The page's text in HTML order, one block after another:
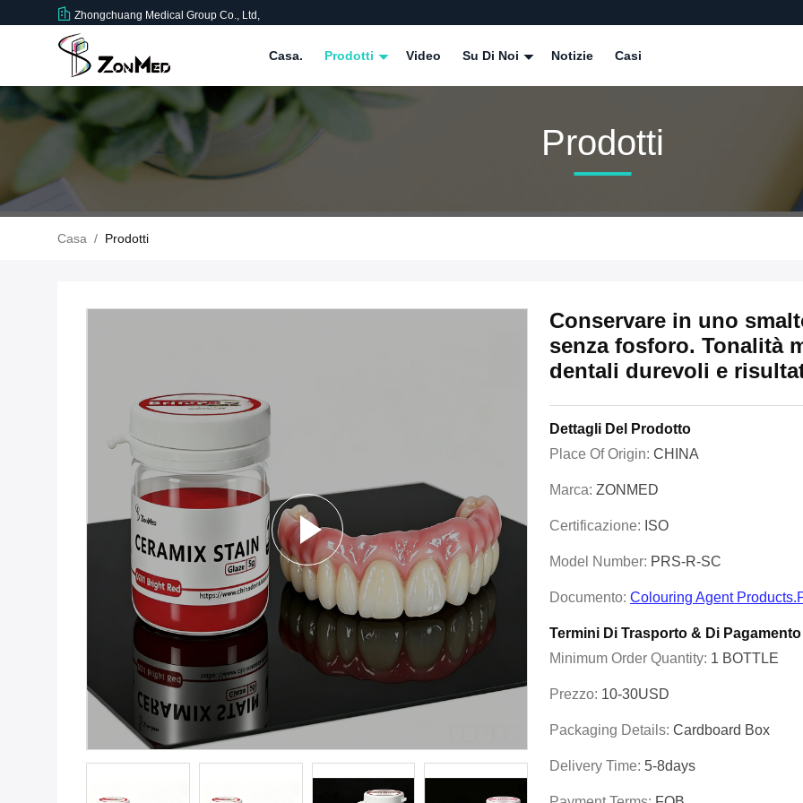
Zhongchuang Medical Group Co., Ltd,
Casa. Prodotti Video Su Di Noi Notizie Casi
Prodotti
Casa / Prodotti
Conservare in uno
senza fosforo. Tonalità
dentali durevoli e
Dettagli Del Prodotto
Place Of Origin: CHINA
Marca: ZONMED
Certificazione: ISO
Model Number: PRS-R-SC
Documento: Colouring Agent
Termini Di Trasporto & Di Pagamento
Minimum Order Quantity: 1 BOTTLE
Prezzo: 10-30USD
Packaging Details: Cardboard Box
Delivery Time: 5-8days